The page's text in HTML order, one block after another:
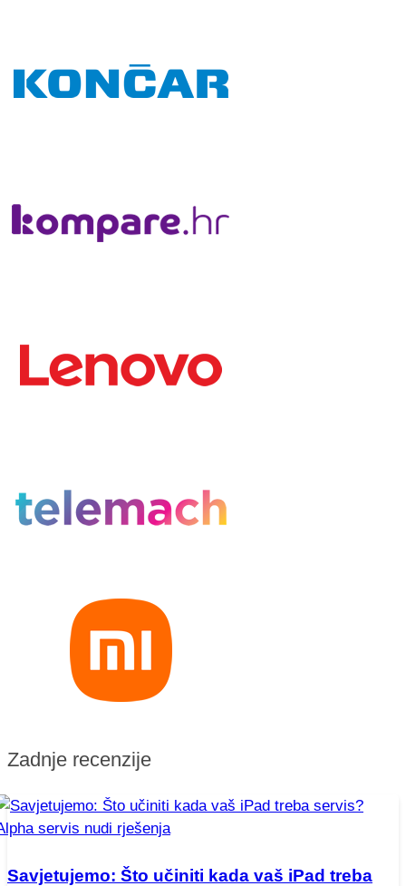
Zadnje recenzije
Savjetujemo: Što učiniti kada vaš iPad treba